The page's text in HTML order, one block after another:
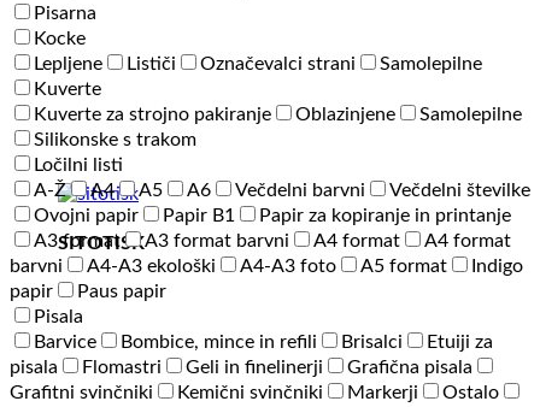
SITOTISK
Pisarna
Kocke
Lepljene
Lističi Označevalci strani
Samolepilne
Kuverte
Kuverte za strojno pakiranje
Oblazinjene
Samolepilne
Silikonske s trakom
Ločilni listi
A-Ž
A4 A5 A6 Večdelni barvni
Večdelni številke
Ovojni papir
Papir B1
Papir za kopiranje in printanje
A3 format
A3 format barvni A4 format
A4 format
barvni
A4-A3 ekološki A4-A3 foto A5 format
Indigo
papir
Paus papir
Pisala
Barvice
Bombice, mince in refili Brisalci
Etuiji za
pisala
Flomastri Geli in finelinerji
Grafična pisala
Grafitni svinčniki
Kemični svinčniki Markerji
Ostalo